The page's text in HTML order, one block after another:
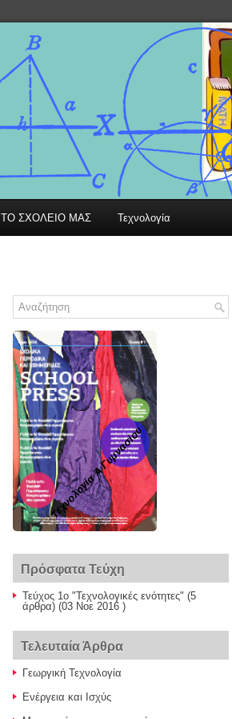
ΤΟ ΣΧΟΛΕΙΟ ΜΑΣ Τεχνολογία
Τεχνολογία Ά Γυμνασίου
Πρόσφατα Τεύχη
Τεύχος 1ο "Τεχνολογικές ενότητες" (5
άρθρα) (03 Νοε 2016 )
Τελευταία Άρθρα
Γεωργική Τεχνολογία
Ενέργεια και Ισχύς